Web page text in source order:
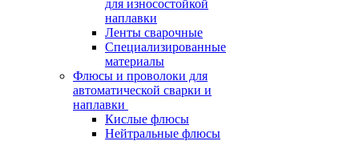
для износостойкой
наплавки
Ленты сварочные
Специализированные
материалы
Флюсы и проволоки для
автоматической сварки и
наплавки
Кислые флюсы
Нейтральные флюсы